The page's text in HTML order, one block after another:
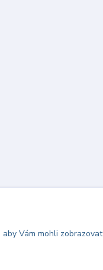
Vám mohli zobrazovat